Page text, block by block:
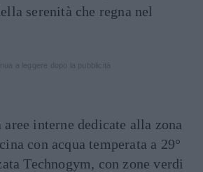
serenità che regna nel
aree interne dedicate alla zona
con acqua temperata a 29°
Technogym, con zone verdi